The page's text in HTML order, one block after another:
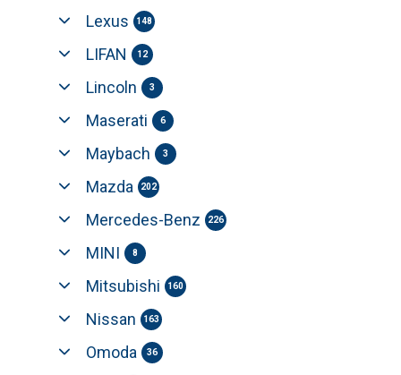
Lexus 148
LIFAN 12
Lincoln 3
Maserati 6
Maybach 3
Mazda 202
Mercedes-Benz 226
MINI 8
Mitsubishi 160
Nissan 163
Omoda 36